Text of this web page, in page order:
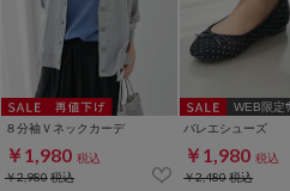
８分袖Ｖネックカーデ
￥1,980 税込
￥2,980税込
WEB限定
バレエシューズ
￥1,980 税込
￥2,480税込